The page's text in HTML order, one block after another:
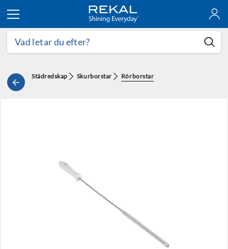
Hoppa till innehållet
Städredskap Skurborstar Rörborstar